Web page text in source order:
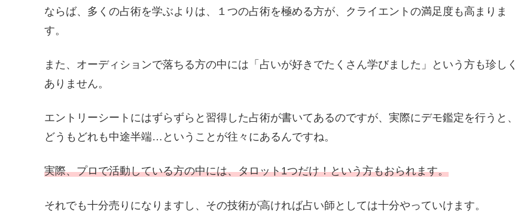
ならば、多くの占術を学ぶよりは、１つの占術を極める方が、クライエントの満足度も高まりま
す。
また、オーディションで落ちる方の中には「占いが好きでたくさん学びました」という方も珍しく
ありません。
エントリーシートにはずらずらと習得した占術が書いてあるのですが、実際にデモ鑑定を行うと、
どうもどれも中途半端…ということが往々にあるんですね。
実際、プロで活動している方の中には、タロット1つだけ！という方もおられます。
それでも十分売りになりますし、その技術が高ければ占い師としては十分やっていけます。